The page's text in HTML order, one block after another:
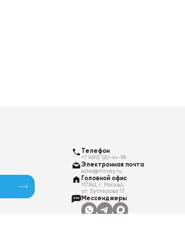
Телефон
+7 (495) 120-44-98
Электронная почта
sales@mirrey.ru
Головной офис
117342, г. Москва,
ул. Бутлерова 17
Мессенджеры